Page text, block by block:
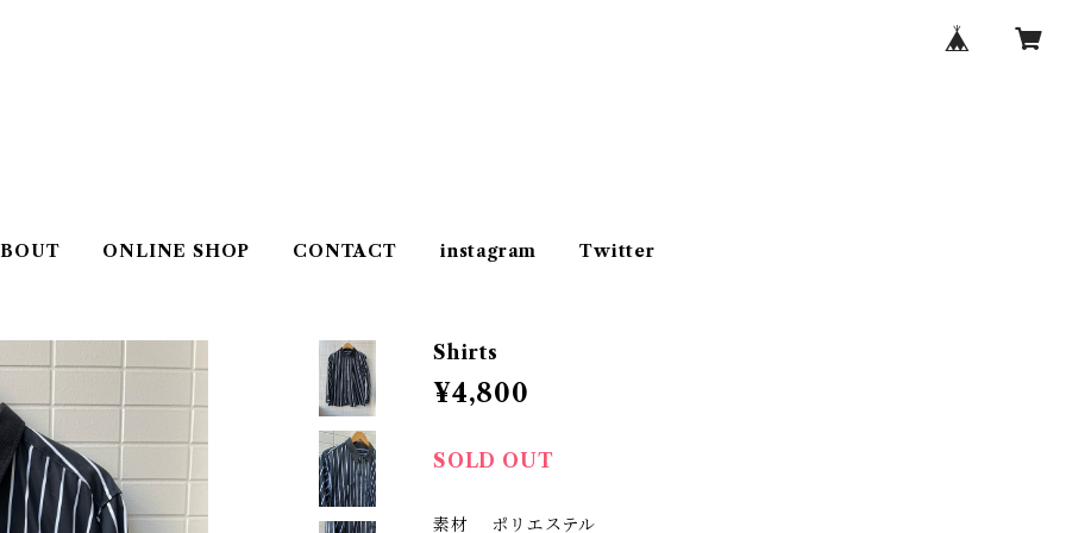
ONLINE SHOP CONTACT instagram Twitter
Shirts
¥4,800
SOLD OUT
素材 ポリエステル